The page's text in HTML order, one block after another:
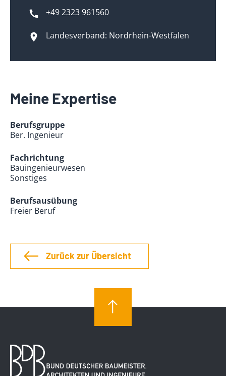
+49 2323 961560
Landesverband: Nordrhein-Westfalen
Meine Expertise
Berufsgruppe
Ber. Ingenieur
Fachrichtung
Bauingenieurwesen
Sonstiges
Berufsausübung
Freier Beruf
Zurück zur Übersicht